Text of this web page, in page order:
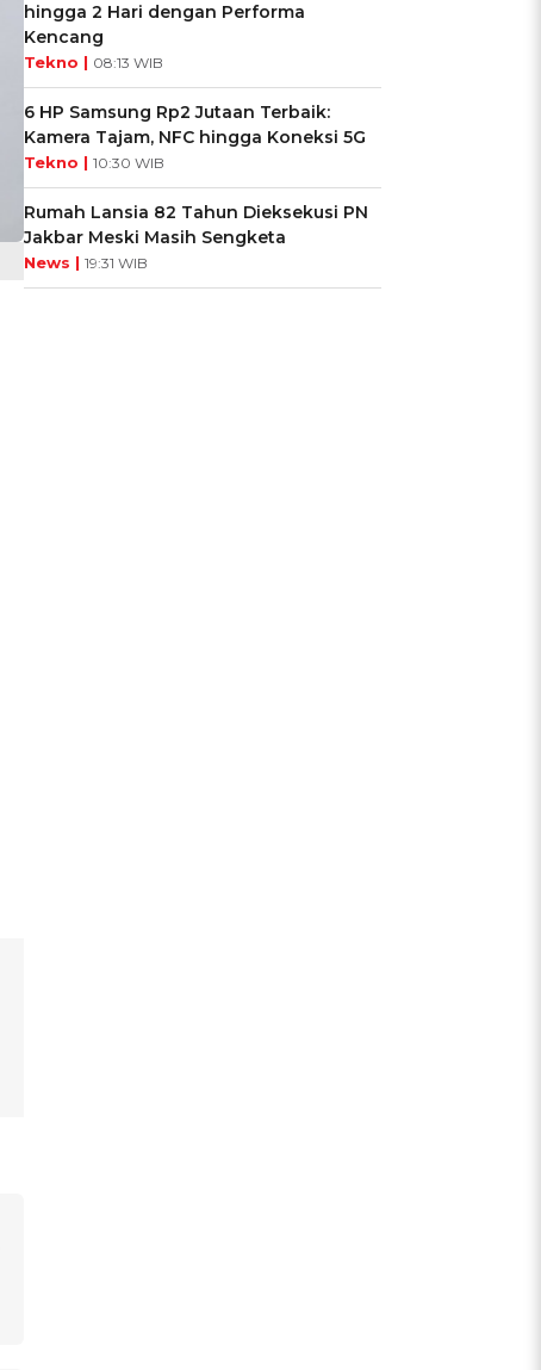
hingga 2 Hari dengan Performa
Kencang
Tekno | 08:13 WIB
6 HP Samsung Rp2 Jutaan Terbaik:
Kamera Tajam, NFC hingga Koneksi 5G
Tekno | 10:30 WIB
Rumah Lansia 82 Tahun Dieksekusi PN
Jakbar Meski Masih Sengketa
News | 19:31 WIB